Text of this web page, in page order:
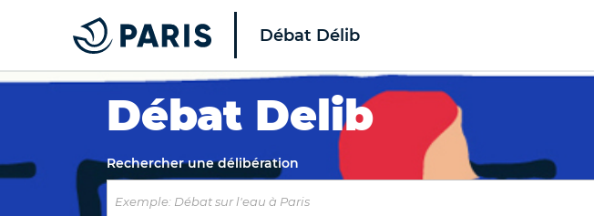
Top of the page
Débat Délib
Débat Delib
Rechercher une délibération